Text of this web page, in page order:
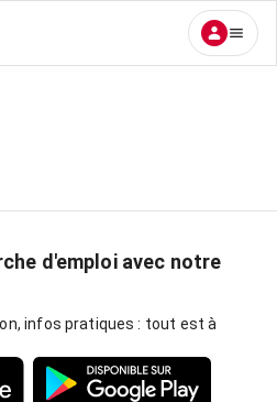
d'emploi avec notre
infos pratiques : tout est à